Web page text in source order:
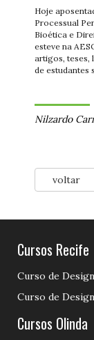
Hoje
Processual
Bioética e
esteve na
artigos, teses,
de estudantes
Nilzardo
voltar
Cursos Recife
Curso de
Curso de
Cursos Olinda